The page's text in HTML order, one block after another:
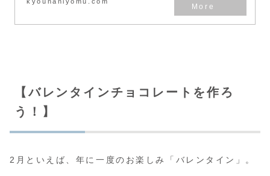
【バレンタインチョコレートを作ろ
う！】
2月といえば、年に一度のお楽しみ「バレンタイン」。